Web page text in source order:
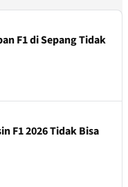
F1 di Sepang Tidak
F1 2026 Tidak Bisa